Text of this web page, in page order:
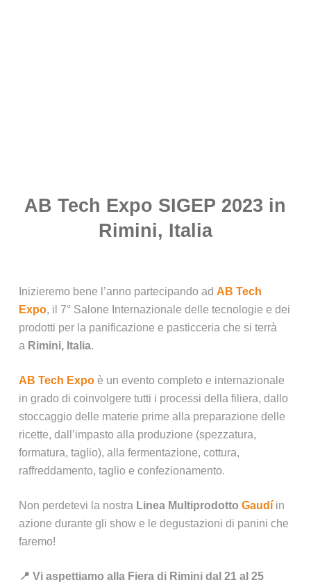
AB Tech Expo SIGEP 2023 in
Rimini, Italia
Inizieremo bene l’anno partecipando ad AB Tech
Expo, il 7° Salone Internazionale delle tecnologie e dei
prodotti per la panificazione e pasticceria che si terrà
a Rimini, Italia.
AB Tech Expoè un evento completo e internazionale
in grado di coinvolgere tutti i processi della filiera, dallo
stoccaggio delle materie prime alla preparazione delle
ricette, dall’impasto alla produzione (spezzatura,
formatura, taglio), alla fermentazione, cottura,
raffreddamento, taglio e confezionamento.
Non perdetevi la nostra Linea Multiprodotto Gaudíin
azione durante gli show e le degustazioni di panini che
faremo!
📍 Vi aspettiamo alla Fiera di Rimini dal 21 al 25